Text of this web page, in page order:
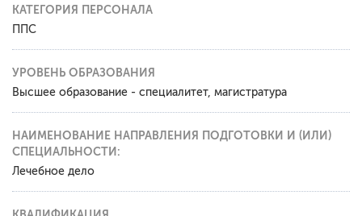
КАТЕГОРИЯ ПЕРСОНАЛА
ППС
УРОВЕНЬ ОБРАЗОВАНИЯ
Высшее образование - специалитет, магистратура
НАИМЕНОВАНИЕ НАПРАВЛЕНИЯ ПОДГОТОВКИ И (ИЛИ)
СПЕЦИАЛЬНОСТИ:
Лечебное дело